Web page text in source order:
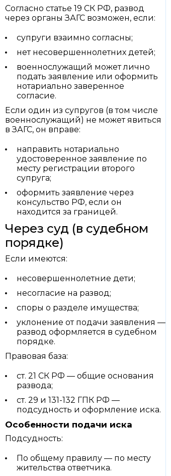
Согласно статье 19 СК РФ, развод
через органы ЗАГС возможен, если:
супруги взаимно согласны;
нет несовершеннолетних детей;
военнослужащий может лично
подать заявление или оформить
нотариально заверенное
согласие.
Если один из супругов (в том числе
военнослужащий) не может явиться
в ЗАГС, он вправе:
направить нотариально
удостоверенное заявление по
месту регистрации второго
супруга;
оформить заявление через
консульство РФ, если он
находится за границей.
Через суд (в судебном
порядке)
Если имеются:
несовершеннолетние дети;
несогласие на развод;
споры о разделе имущества;
уклонение от подачи заявления —
развод оформляется в судебном
порядке.
Правовая база:
ст. 21 СК РФ — общие основания
развода;
ст. 29 и 131-132 ГПК РФ —
подсудность и оформление иска.
Особенности подачи иска
Подсудность:
По общему правилу — по месту
жительства ответчика.